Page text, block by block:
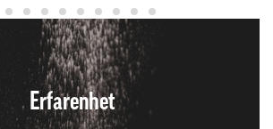
Erfarenhet